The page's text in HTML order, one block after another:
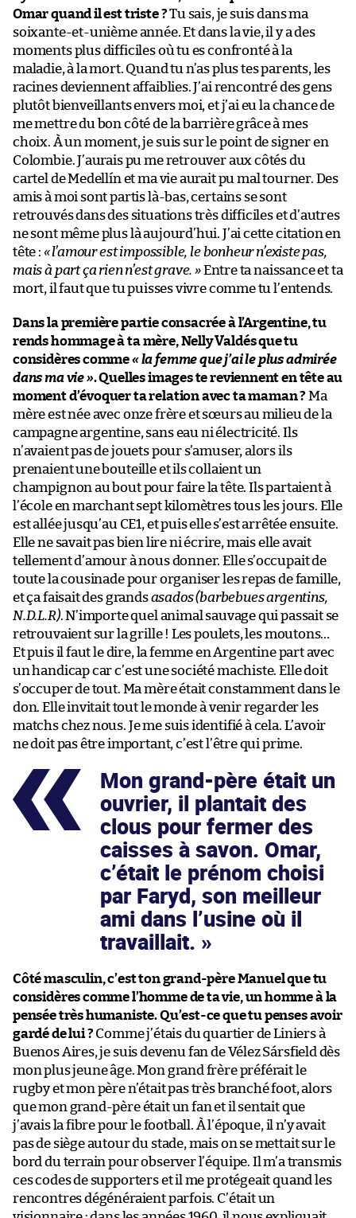
Omar quand il est triste ?Tu sais, je suis dans ma
soixante-et-unième année. Et dans la vie, il y a des
moments plus difficiles où tu es confronté à la
maladie, à la mort. Quand tu n’as plus tes parents, les
racines deviennent affaiblies. J’ai rencontré des gens
plutôt bienveillants envers moi, et j’ai eu la chance de
me mettre du bon côté de la barrière grâce à mes
choix. À un moment, je suis sur le point de signer en
Colombie. J’aurais pu me retrouver aux côtés du
cartel de Medellín et ma vie aurait pu mal tourner. Des
amis à moi sont partis là-bas, certains se sont
retrouvés dans des situations très difficiles et d’autres
ne sont même plus là aujourd’hui. J’ai cette citation en
tête : « l’amour est impossible, le bonheur n’existe pas,
mais à part ça rien n’est grave. »Entre ta naissance et ta
mort, il faut que tu puisses vivre comme tu l’entends.
Dans la première partie consacrée à l’Argentine, tu
rends hommage à ta mère, Nelly Valdés que tu
considères comme« la femme que j’ai le plus admirée
dans ma vie ». Quelles images te reviennent en tête au
moment d’évoquer ta relation avec ta maman ? Ma
mère est née avec onze frère et sœurs au milieu de la
campagne argentine, sans eau ni électricité. Ils
n’avaient pas de jouets pour s’amuser, alors ils
prenaient une bouteille et ils collaient un
champignon au bout pour faire la tête. Ils partaient à
l’école en marchant sept kilomètres tous les jours. Elle
est allée jusqu’au CE1, et puis elle s’est arrêtée ensuite.
Elle ne savait pas bien lire ni écrire, mais elle avait
tellement d’amour à nous donner. Elle s’occupait de
toute la cousinade pour organiser les repas de famille,
et ça faisait des grandsasados(barbebues argentins,
N.D.L.R). N’importe quel animal sauvage qui passait se
retrouvaient sur la grille ! Les poulets, les moutons…
Et puis il faut le dire, la femme en Argentine part avec
un handicap car c’est une société machiste. Elle doit
s’occuper de tout. Ma mère était constamment dans le
don. Elle invitait tout le monde à venir regarder les
matchs chez nous. Je me suis identifié à cela. L’avoir
ne doit pas être important, c’est l’être qui prime.
Mon grand-père était un
ouvrier, il plantait des
clous pour fermer des
caisses à savon. Omar,
c’était le prénom choisi
par Faryd, son meilleur
ami dans l’usine où il
travaillait.
Côté masculin, c’est ton grand-père Manuel que tu
considères comme l’homme de ta vie, un homme à la
pensée très humaniste. Qu’est-ce que tu penses avoir
gardé de lui ? Comme j’étais du quartier de Liniers à
Buenos Aires, je suis devenu fan de Vélez Sársfield dès
mon plus jeune âge. Mon grand frère préférait le
rugby et mon père n’était pas très branché foot, alors
que mon grand-père était un fan et il sentait que
j’avais la fibre pour le football. À l’époque, il n’y avait
pas de siège autour du stade, mais on se mettait sur le
bord du terrain pour observer l’équipe. Il m’a transmis
ces codes de supporters et il me protégeait quand les
rencontres dégénéraient parfois. C’était un